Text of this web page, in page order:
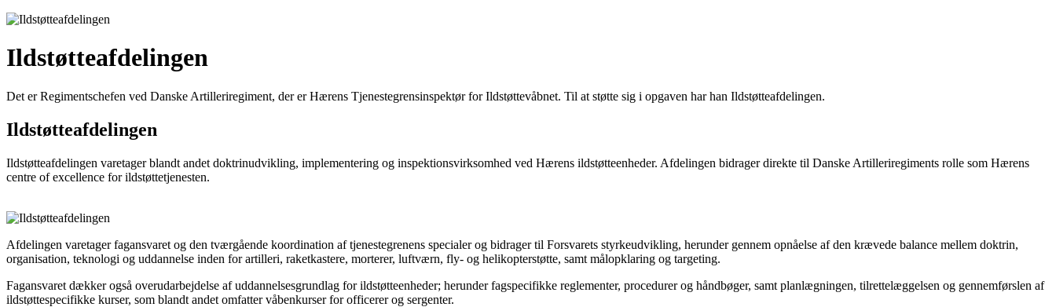
Ildstøtteafdelingen
Det er Regimentschefen ved Danske Artilleriregiment, der er Hærens Tjenestegrensinspektør for Ildstøttevåbnet. Til at støtte sig i opgaven har han Ildstøtteafdelingen.
Ildstøtteafdelingen
Ildstøtteafdelingen varetager blandt andet doktrinudvikling, implementering og inspektionsvirksomhed ved Hærens ildstøtteenheder. Afdelingen bidrager direkte til Danske Artilleriregiments rolle som Hærens
centre of excellence for ildstøttetjenesten.
Afdelingen varetager fagansvaret og den tværgående koordination af tjenestegrenens specialer og bidrager til Forsvarets styrkeudvikling, herunder gennem opnåelse af den krævede balance mellem doktrin,
organisation, teknologi og uddannelse inden for artilleri, raketkastere, morterer, luftværn, fly- og helikopterstøtte, samt målopklaring og targeting.
Fagansvaret dækker også overudarbejdelse af uddannelsesgrundlag for ildstøtteenheder; herunder fagspecifikke reglementer, procedurer og håndbøger, samt planlægningen, tilrettelæggelsen og gennemførslen af
ildstøttespecifikke kurser, som blandt andet omfatter våbenkurser for officerer og sergenter.